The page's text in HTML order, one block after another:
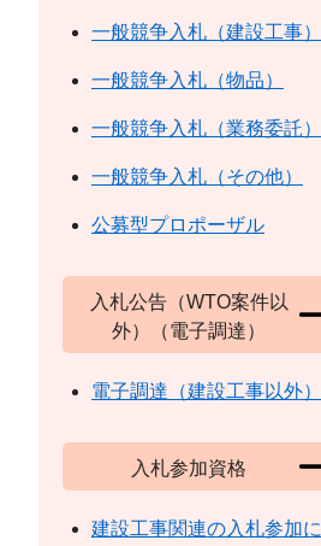
一般競争入札（建設工事）
一般競争入札（物品）
一般競争入札（業務委託）
一般競争入札（その他）
公募型プロポーザル
入札公告（WTO案件以
外）（電子調達）
電子調達（建設工事以外）
入札参加資格
建設工事関連の入札参加に